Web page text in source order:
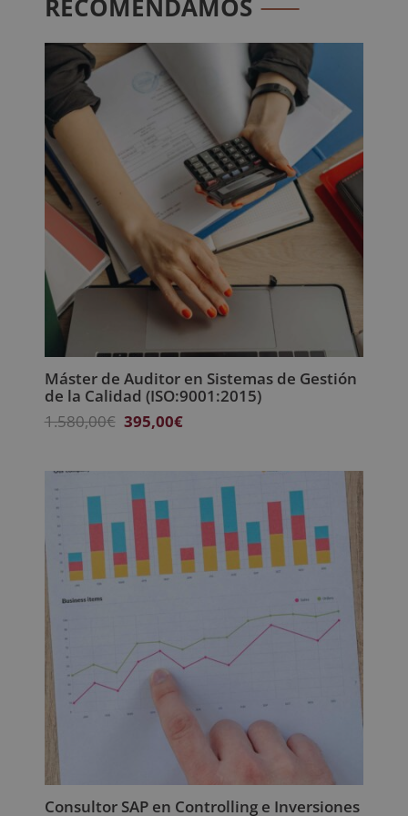
RECOMENDAMOS
Máster de Auditor en Sistemas de Gestión
de la Calidad (ISO:9001:2015)
1.580,00€ El
era:
1.580,00€.
395,00€El
395,00€.
Consultor SAP en Controlling e Inversiones